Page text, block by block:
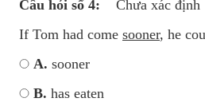
Câu hỏi số 4:
Chưa xác định
If Tom had come sooner, he
A. sooner
B. has eaten